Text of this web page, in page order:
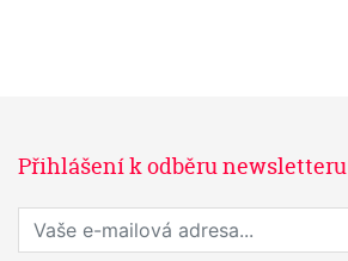
Přihlášení k odběru newsletteru
Přihlaste se k odběru novinek